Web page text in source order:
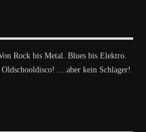
Rock bis Metal. Blues bis Elektro.
....aber kein Schlager!